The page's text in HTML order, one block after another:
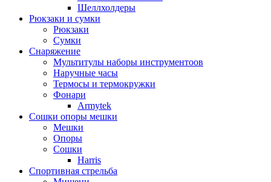
Шеллхолдеры
Рюкзаки и сумки
Рюкзаки
Сумки
Снаряжение
Мультитулы наборы инструментоов
Наручные часы
Термосы и термокружки
Фонари
Armytek
Сошки опоры мешки
Мешки
Опоры
Сошки
Harris
Спортивная стрельба